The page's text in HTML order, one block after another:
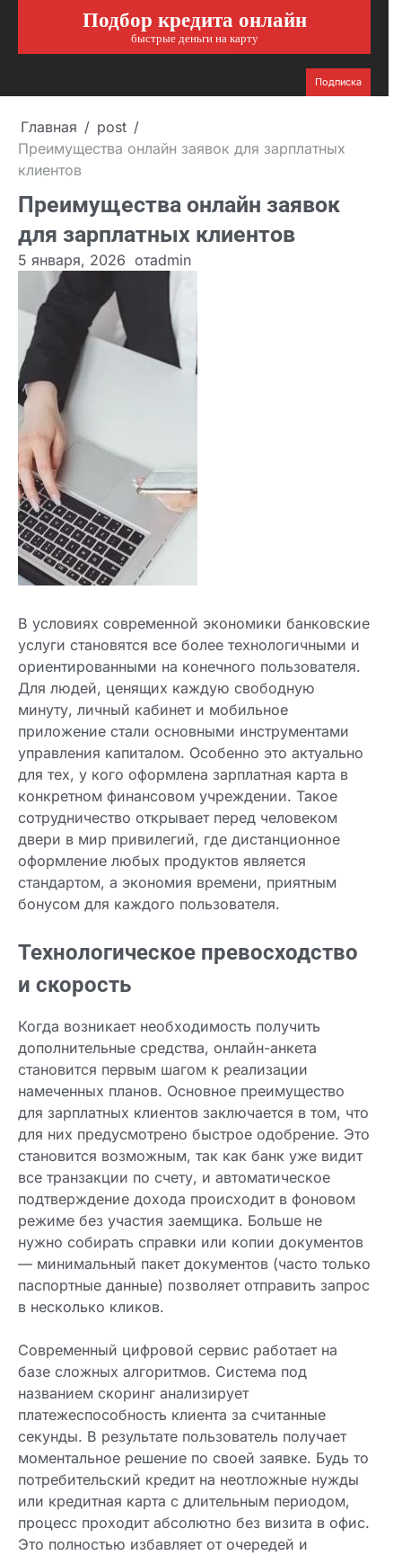
содержимому
Подбор кредита онлайн
быстрые деньги на карту
Подписка
Главная
post
Преимущества онлайн заявок для зарплатных
клиентов
Преимущества онлайн заявок
для зарплатных клиентов
5 января, 2026 отadmin
В условиях современной экономики банковские
услуги становятся все более технологичными и
ориентированными на конечного пользователя.
Для людей, ценящих каждую свободную
минуту, личный кабинет и мобильное
приложение стали основными инструментами
управления капиталом. Особенно это актуально
для тех, у кого оформлена зарплатная карта в
конкретном финансовом учреждении. Такое
сотрудничество открывает перед человеком
двери в мир привилегий, где дистанционное
оформление любых продуктов является
стандартом, а экономия времени, приятным
бонусом для каждого пользователя.
Технологическое превосходство
и скорость
Когда возникает необходимость получить
дополнительные средства, онлайн-анкета
становится первым шагом к реализации
намеченных планов. Основное преимущество
для зарплатных клиентов заключается в том, что
для них предусмотрено быстрое одобрение. Это
становится возможным, так как банк уже видит
все транзакции по счету, и автоматическое
подтверждение дохода происходит в фоновом
режиме без участия заемщика. Больше не
нужно собирать справки или копии документов
— минимальный пакет документов (часто только
паспортные данные) позволяет отправить запрос
в несколько кликов.
Современный цифровой сервис работает на
базе сложных алгоритмов. Система под
названием скоринг анализирует
платежеспособность клиента за считанные
секунды. В результате пользователь получает
моментальное решение по своей заявке. Будь то
потребительский кредит на неотложные нужды
или кредитная карта с длительным периодом,
процесс проходит абсолютно без визита в офис.
Это полностью избавляет от очередей и